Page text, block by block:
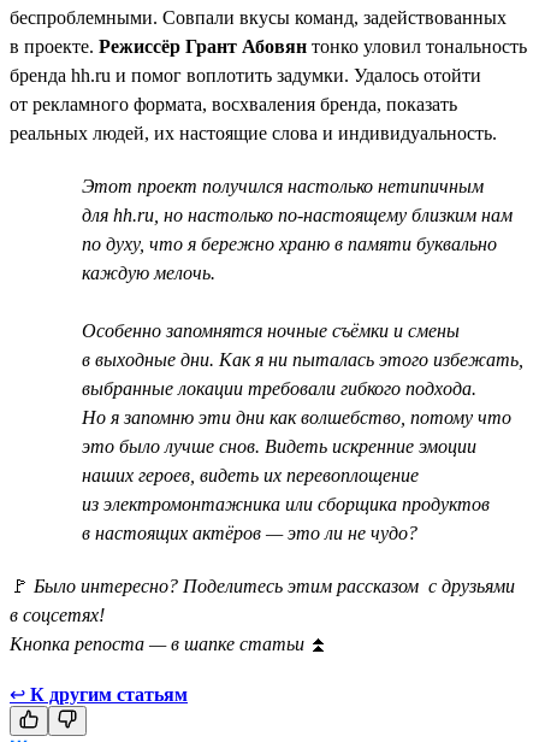
беспроблемными. Совпали вкусы команд, задействованных
в проекте. Режиссёр Грант Абовян тонко уловил тональность
бренда hh.ru и помог воплотить задумки. Удалось отойти
от рекламного формата, восхваления бренда, показать
реальных людей, их настоящие слова и индивидуальность.
Этот проект получился настолько нетипичным
для hh.ru, но настолько по-настоящему близким нам
по духу, что я бережно храню в памяти буквально
каждую мелочь.
Особенно запомнятся ночные съёмки и смены
в выходные дни. Как я ни пыталась этого избежать,
выбранные локации требовали гибкого подхода.
Но я запомню эти дни как волшебство, потому что
это было лучше снов. Видеть искренние эмоции
наших героев, видеть их перевоплощение
из электромонтажника или сборщика продуктов
в настоящих актёров — это ли не чудо?
🚩 Было интересно? Поделитесь этим рассказом с друзьями
в соцсетях!
Кнопка репоста — в шапке статьи ⏫
↩ К другим статьям